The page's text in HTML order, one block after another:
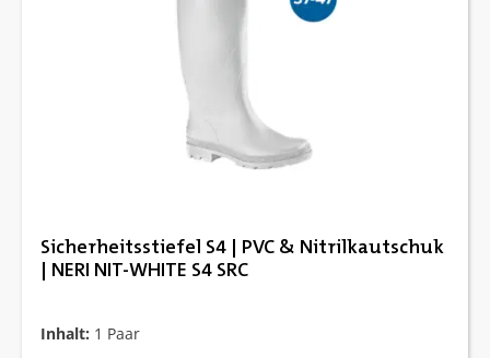
Sicherheitsstiefel S4 | PVC & Nitrilkautschuk
| NERI NIT-WHITE S4 SRC
Inhalt: 1 Paar